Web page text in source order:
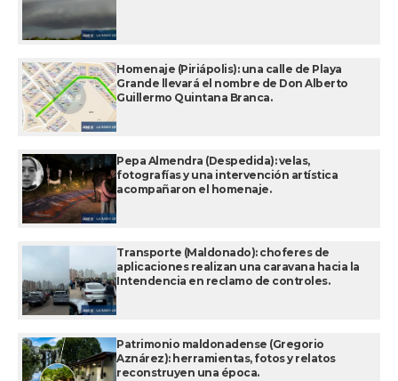
Homenaje (Piriápolis): una calle de Playa
Grande llevará el nombre de Don Alberto
Guillermo Quintana Branca.
Pepa Almendra (Despedida): velas,
fotografías y una intervención artística
acompañaron el homenaje.
Transporte (Maldonado): choferes de
aplicaciones realizan una caravana hacia la
Intendencia en reclamo de controles.
Patrimonio maldonadense (Gregorio
Aznárez): herramientas, fotos y relatos
reconstruyen una época.